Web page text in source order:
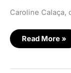
Caroline Calaça,
Read More »